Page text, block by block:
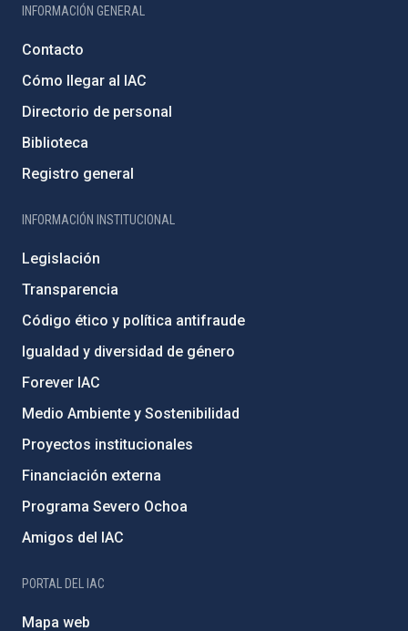
INFORMACIÓN GENERAL
Contacto
Cómo llegar al IAC
Directorio de personal
Biblioteca
Registro general
INFORMACIÓN INSTITUCIONAL
Legislación
Transparencia
Código ético y política antifraude
Igualdad y diversidad de género
Forever IAC
Medio Ambiente y Sostenibilidad
Proyectos institucionales
Financiación externa
Programa Severo Ochoa
Amigos del IAC
PORTAL DEL IAC
Mapa web